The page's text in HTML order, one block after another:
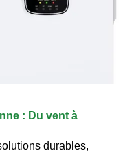
: Du vent à
durables,